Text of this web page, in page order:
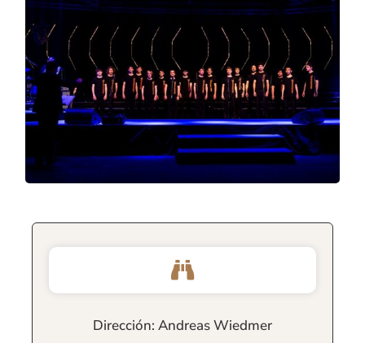
Contáctenos
Dirección: Andreas Wiedmer